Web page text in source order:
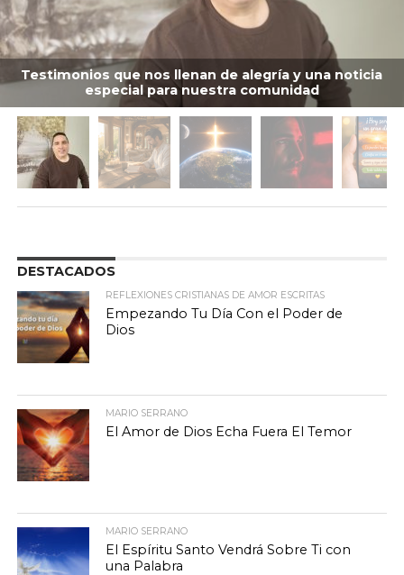
Testimonios que nos llenan de alegría y una noticia
especial para nuestra comunidad
DESTACADOS
REFLEXIONES CRISTIANAS DE AMOR ESCRITAS
Empezando Tu Día Con el Poder de
Dios
MARIO SERRANO
El Amor de Dios Echa Fuera El Temor
MARIO SERRANO
El Espíritu Santo Vendrá Sobre Ti con
una Palabra